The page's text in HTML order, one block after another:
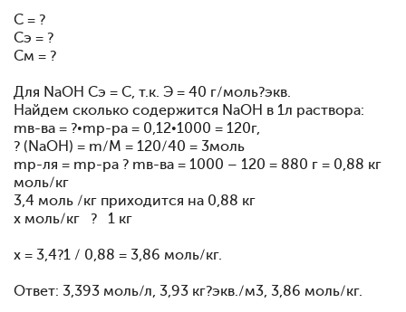
С = ?
Сэ = ?
См = ?
Для NaOH Сэ = С, т.к. Э = 40 г/моль?экв.
Найдем сколько содержится NaOH в 1л раствора:
mв-ва = ?•mр-ра = 0,12•1000 = 120г,
? (NaOH) = m/M = 120/40 = 3моль
mр-ля = mр-ра ? mв-ва = 1000 – 120 = 880 г = 0,88 кг
моль/кг
3,4 моль /кг приходится на 0,88 кг
х моль/кг ? 1 кг
х = 3,4?1 / 0,88 = 3,86 моль/кг.
Ответ: 3,393 моль/л, 3,93 кг?экв./м3, 3,86 моль/кг.